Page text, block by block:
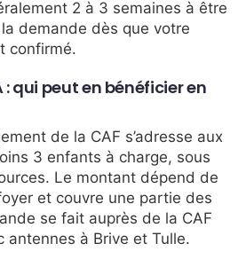
2 à 3 semaines à être
demande dès que votre
confirmé.
: qui peut en bénéficier en
de la CAF s’adresse aux
3 enfants à charge, sous
Le montant dépend de
et couvre une partie des
se fait auprès de la CAF
antennes à Brive et Tulle.